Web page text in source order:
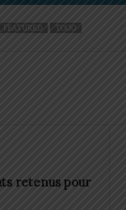
FEATURED TOGO
retenus pour